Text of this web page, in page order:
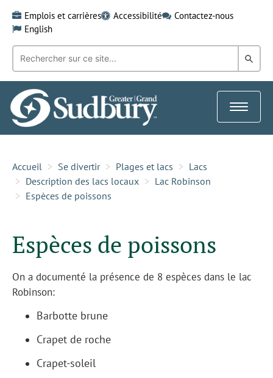
content
Emplois et carrières Accessibilité
Contactez-nous
English
Recherche
mot-
clé:
dans
Toggle
Accueil Se divertir Plages et lacs
Lacs
Description des lacs locaux
Lac Robinson
Espèces de poissons
Espèces de poissons
On a documenté la présence de 8 espèces dans le lac
Robinson:
Barbotte brune
Crapet de roche
Crapet-soleil